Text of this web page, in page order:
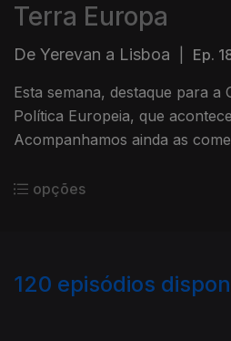
Terra Europa
De Yerevan a Lisboa Ep.
Esta semana, destaque para a
Política Europeia, que
Acompanhamos ainda as
opções
120 episódios